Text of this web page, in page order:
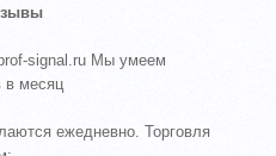
signal.ru Мы умеем
в месяц
ежедневно. Торговля